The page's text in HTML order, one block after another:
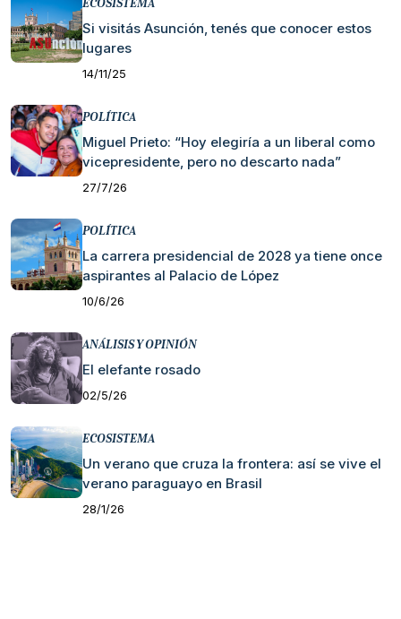
ECOSISTEMA
Si visitás Asunción, tenés que conocer estos
lugares
14/11/25
POLÍTICA
Miguel Prieto: “Hoy elegiría a un liberal como
vicepresidente, pero no descarto nada”
27/7/26
POLÍTICA
La carrera presidencial de 2028 ya tiene once
aspirantes al Palacio de López
10/6/26
ANÁLISIS Y OPINIÓN
El elefante rosado
02/5/26
ECOSISTEMA
Un verano que cruza la frontera: así se vive el
verano paraguayo en Brasil
28/1/26